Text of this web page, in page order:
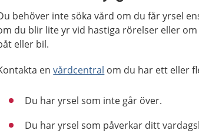
behöver inte söka vård om du får yrsel
du blir lite yr vid hastiga rörelser eller
eller bil.
envårdcentral om du har ett eller
Du har yrsel som inte går över.
Du har yrsel som påverkar ditt